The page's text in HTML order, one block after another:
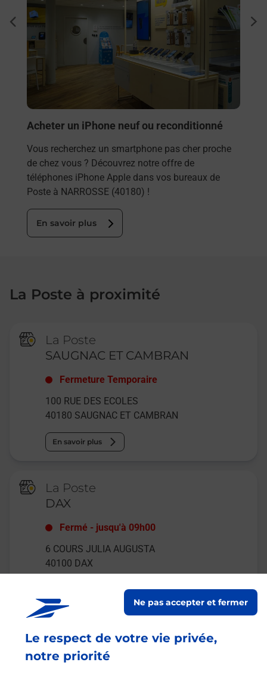
Le respect de votre vie privée,
notre priorité
Ne pas accepter et fermer
Acheter un iPhone neuf ou reconditionné
Vous recherchez un smartphone pas cher proche
de chez vous ? Découvrez notre offre de
téléphones iPhone Apple dans vos bureaux de
Poste à NARROSSE (40180) !
En savoir plus
La Poste à proximité
La Poste
SAUGNAC ET CAMBRAN
Fermeture Temporaire
100 RUE DES ECOLES
40180 SAUGNAC ET CAMBRAN
En savoir plus
La Poste
DAX
Fermé - jusqu'à 09h00
6 COURS JULIA AUGUSTA
40100 DAX
La Poste